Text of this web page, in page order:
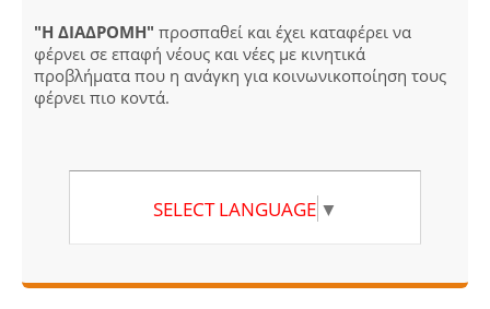
"Η ΔΙΑΔΡΟΜΗ" προσπαθεί και έχει καταφέρει να
φέρνει σε επαφή νέους και νέες με κινητικά
προβλήματα που η ανάγκη για κοινωνικοποίηση τους
φέρνει πιο κοντά.
SELECT LANGUAGE ▼